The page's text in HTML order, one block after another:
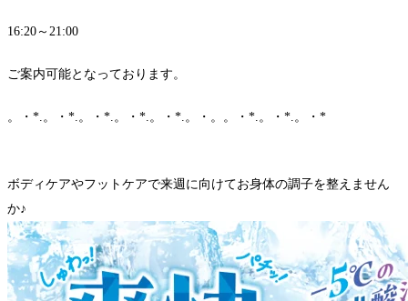
16:20～21:00
ご案内可能となっております。
。・*.。・*.。・*.。・*.。・*.。・。。・*.。・*.。・*
ボディケアやフットケアで来週に向けてお身体の調子を整えません
か♪